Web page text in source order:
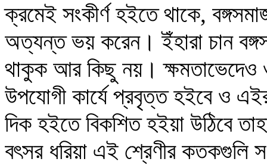
ক্রমেই সংকীর্ণ হইতে থাকে, বঙ্গসমাজ
অত্যন্ত ভয় করেন। ইঁহারা চান
থাকুক আর কিছু নয়। ক্ষমতাভেদেও
উপযোগী কার্যে প্রবৃত্ত হইবে ও
দিক হইতে বিকশিত হইয়া উঠিবে
বৎসর ধরিয়া এই শ্রেণীর কতকগুলি